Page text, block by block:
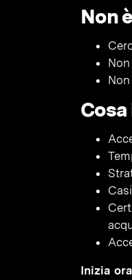
Non
Inizia